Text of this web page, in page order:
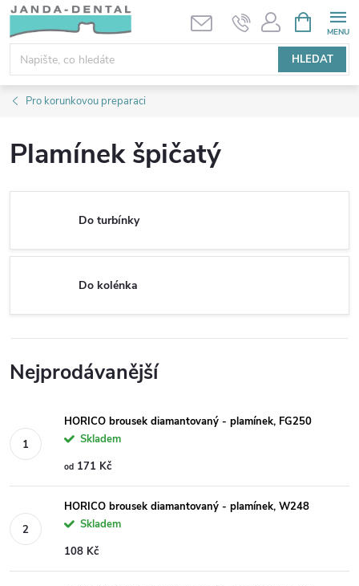
Přejít
obsah
HLEDAT
NÁKUPNÍ
KOŠÍK
Pro korunkovou preparaci
Plamínek špičatý
Do turbínky
Do kolénka
Nejprodávanější
HORICO brousek diamantovaný - plamínek, FG250
Skladem
od 171 Kč
HORICO brousek diamantovaný - plamínek, W248
Skladem
108 Kč